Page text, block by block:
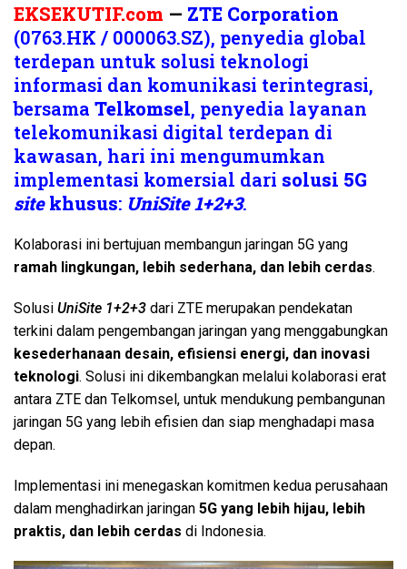
EKSEKUTIF.com — ZTE Corporation
(0763.HK / 000063.SZ), penyedia global
terdepan untuk solusi teknologi
informasi dan komunikasi terintegrasi,
bersama Telkomsel, penyedia layanan
telekomunikasi digital terdepan di
kawasan, hari ini mengumumkan
implementasi komersial dari solusi 5G
sitekhusus: UniSite 1+2+3.
Kolaborasi ini bertujuan membangun jaringan 5G yang
ramah lingkungan, lebih sederhana, dan lebih cerdas.
Solusi UniSite 1+2+3 dari ZTE merupakan pendekatan
terkini dalam pengembangan jaringan yang menggabungkan
kesederhanaan desain, efisiensi energi, dan inovasi
teknologi. Solusi ini dikembangkan melalui kolaborasi erat
antara ZTE dan Telkomsel, untuk mendukung pembangunan
jaringan 5G yang lebih efisien dan siap menghadapi masa
depan.
Implementasi ini menegaskan komitmen kedua perusahaan
dalam menghadirkan jaringan 5G yang lebih hijau, lebih
praktis, dan lebih cerdas di Indonesia.